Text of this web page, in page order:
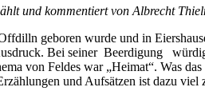
und kommentiert von Albrecht
geboren wurde und in
Bei seiner Beerdigung
von Feldes war „Heimat“. Was
und Aufsätzen ist dazu viel